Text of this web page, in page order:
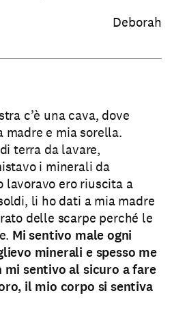
Deborah
c’è una cava, dove
madre e mia sorella.
terra da lavare,
i minerali da
lavoravo ero riuscita a
li ho dati a mia madre
delle scarpe perché le
Mi sentivo male ogni
minerali e spesso me
mi sentivo al sicuro a fare
il mio corpo si sentiva